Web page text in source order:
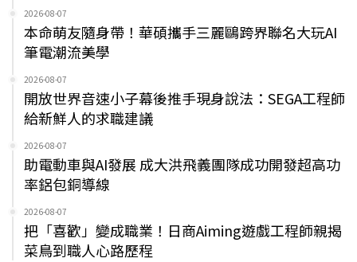
2026-08-07
本命萌友隨身帶！華碩攜手三麗鷗跨界聯名大玩AI
筆電潮流美學
2026-08-07
開放世界音速小子幕後推手現身說法：SEGA工程師
給新鮮人的求職建議
2026-08-07
助電動車與AI發展 成大洪飛義團隊成功開發超高功
率鋁包銅導線
2026-08-07
把「喜歡」變成職業！日商Aiming遊戲工程師親揭
菜鳥到職人心路歷程